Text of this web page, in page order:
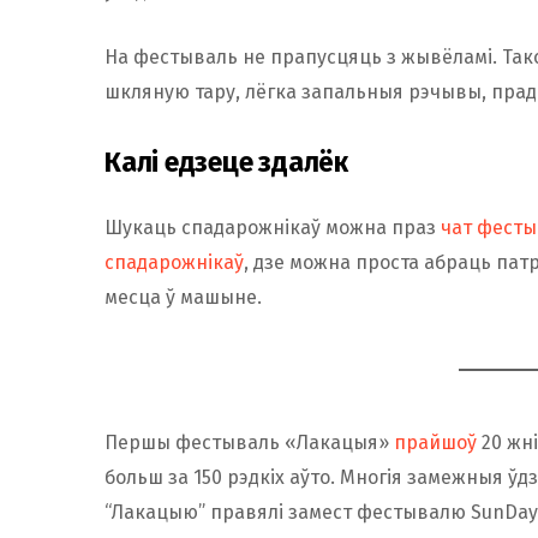
На фестываль не прапусцяць з жывёламі.
шкляную тару, лёгка запальныя рэчывы,
Калі едзеце здалёк
Шукаць спадарожнікаў можна праз чат
спадарожнікаў, дзе можна проста абраць
месца ў машыне.
Першы фестываль «Лакацыя» прайшоў 20
больш за 150 рэдкіх аўто. Многія замежныя
“Лакацыю” правялі замест фестывалю